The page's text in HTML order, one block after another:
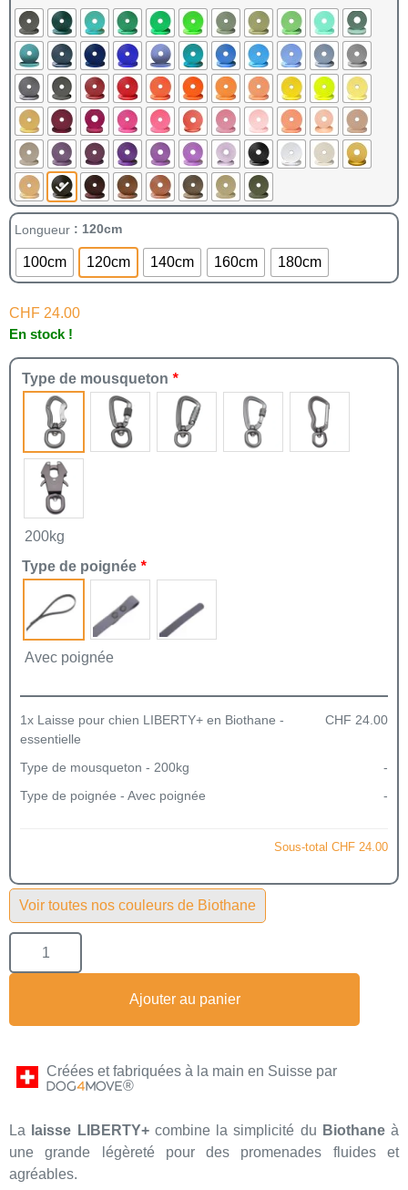
La laisse LIBERTY+combine la simplicité du Biothaneà
une grande légèreté pour des promenades fluides et
agréables.
Longueur : 120cm
100cm 120cm 140cm 160cm 180cm
CHF 24.00
En stock !
Type de mousqueton *
200kg
Type de poignée *
Avec poignée
1x Laisse pour chien LIBERTY+ en Biothane -
essentielle
CHF 24.00
Type de mousqueton - 200kg
-
Type de poignée - Avec poignée -
Sous-total CHF 24.00
Voir toutes nos couleurs de Biothane
Ajouter au panier
Créées et fabriquées à la main en Suisse par
DOG4MOVE®